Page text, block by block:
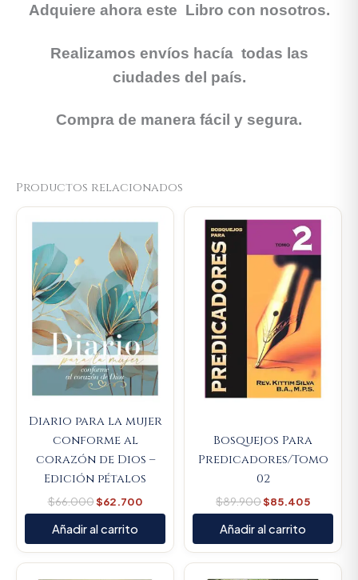
Adquiere ahora este Libro con nosotros.
Realizamos envíos hacía todas las
ciudades del país.
Compra de manera fácil y segura.
Productos relacionados
Diario para la mujer
conforme al
corazón de Dios –
Edición pétalos
$66.000
price
was:
$66.000.
$62.700
Current
price
is:
$62.700.
Añadir al carrito
Bosquejos Para
Predicadores/Tomo
02
$89.900
was:
$89.900.
$85.405
Current
price
is:
Añadir al carrito
Current
Current